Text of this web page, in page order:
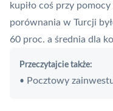
kupiło coś przy
porównania w Turcji
60 proc. a średnia dla
Przeczytajcie także:
• Pocztowy